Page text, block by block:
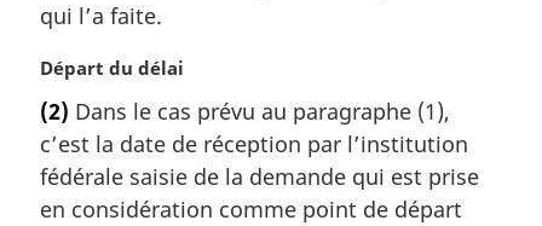
qui l’a faite.
N
t
e
m
a
Départ du délai
(2) Dans le cas prévu au paragraphe (1),
c’est la date de réception par l’institution
fédérale saisie de la demande qui est prise
en considération comme point de départ